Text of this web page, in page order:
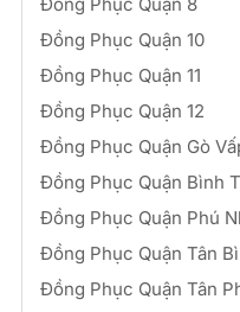
Đồng Phục Quận 10
Đồng Phục Quận 11
Đồng Phục Quận 12
Đồng Phục Quận Gò
Đồng Phục Quận Bình
Đồng Phục Quận Phú
Đồng Phục Quận Tân
Đồng Phục Quận Tân